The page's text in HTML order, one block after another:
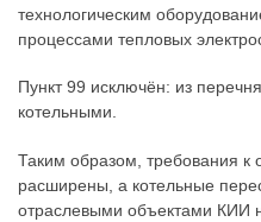
технологическим
процессами тепловых
Пункт 99 исключён: из
котельными.
Таким образом, требования
расширены, а котельные
отраслевыми объектами КИИ